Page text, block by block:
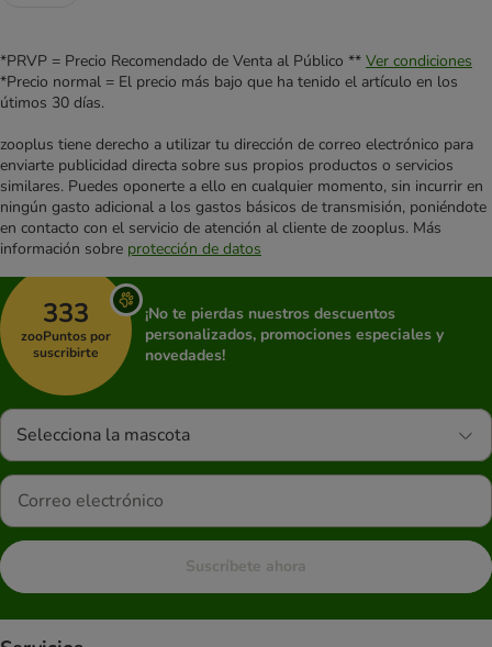
*PRVP = Precio Recomendado de Venta al Público ** Ver condiciones
*Precio normal = El precio más bajo que ha tenido el artículo en los
útimos 30 días.
zooplus tiene derecho a utilizar tu dirección de correo electrónico para
enviarte publicidad directa sobre sus propios productos o servicios
similares. Puedes oponerte a ello en cualquier momento, sin incurrir en
ningún gasto adicional a los gastos básicos de transmisión, poniéndote
en contacto con el servicio de atención al cliente de zooplus. Más
información sobre protección de datos
333
zooPuntos por
suscribirte
¡No te pierdas nuestros descuentos
personalizados, promociones especiales y
novedades!
Selecciona la mascota
Suscríbete ahora